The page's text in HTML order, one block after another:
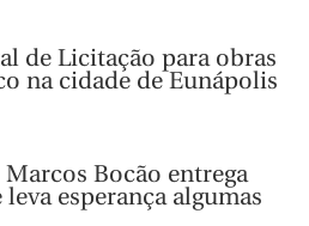
de Licitação para obras
na cidade de Eunápolis
Bocão entrega
esperança algumas